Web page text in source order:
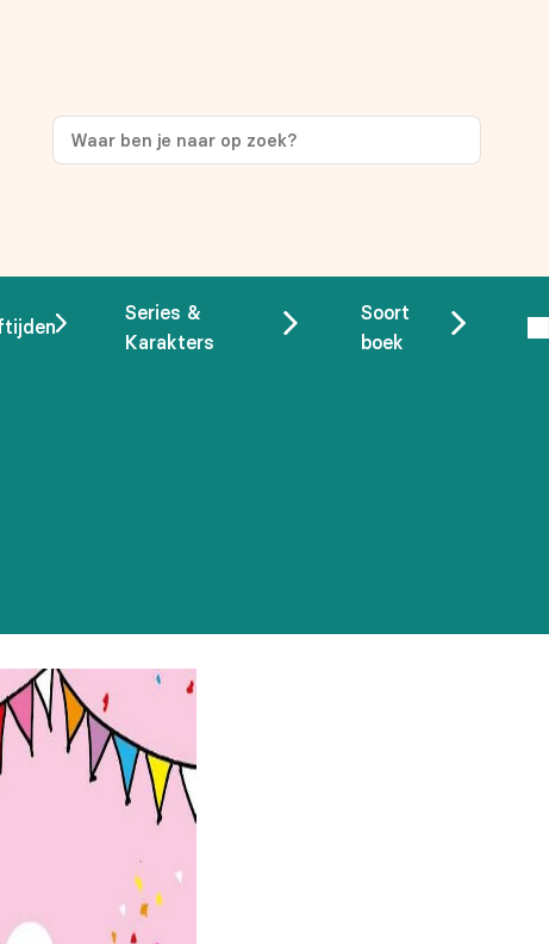
Series &
Karakters
Soort
boek
op je eerste aankoop!